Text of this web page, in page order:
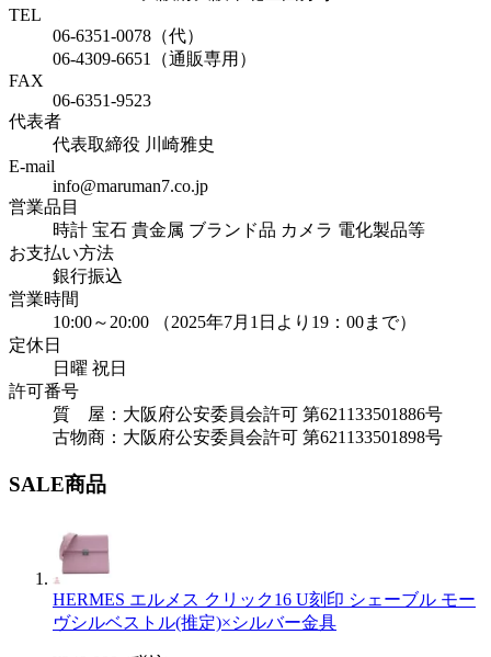
TEL
06-6351-0078（代）
06-4309-6651（通販専用）
FAX
06-6351-9523
代表者
代表取締役 川崎雅史
E-mail
info@maruman7.co.jp
営業品目
時計 宝石 貴金属 ブランド品 カメラ 電化製品等
お支払い方法
銀行振込
営業時間
10:00～20:00 （2025年7月1日より19：00まで）
定休日
日曜 祝日
許可番号
質 屋：大阪府公安委員会許可 第621133501886号
古物商：大阪府公安委員会許可 第621133501898号
SALE商品
HERMES エルメス クリック16 U刻印 シェーブル モー
ヴシルベストル(推定)×シルバー金具